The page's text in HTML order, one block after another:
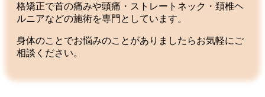
格矯正で首の痛みや頭痛・ストレートネック・頚椎ヘ
ルニアなどの施術を専門としています。
身体のことでお悩みのことがありましたらお気軽にご
相談ください。